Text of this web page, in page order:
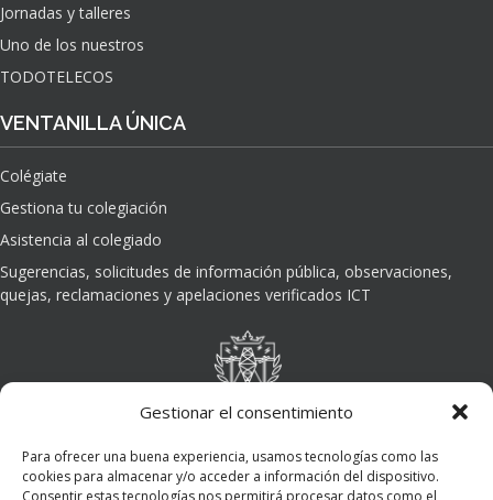
Gestionar el consentimiento
Para ofrecer una buena experiencia, usamos tecnologías como las
cookies para almacenar y/o acceder a información del dispositivo.
Consentir estas tecnologías nos permitirá procesar datos como el
Jornadas y talleres
Uno de los nuestros
TODOTELECOS
VENTANILLA ÚNICA
Colégiate
Gestiona tu colegiación
Asistencia al colegiado
Sugerencias, solicitudes de información pública, observaciones,
quejas, reclamaciones y apelaciones verificados ICT